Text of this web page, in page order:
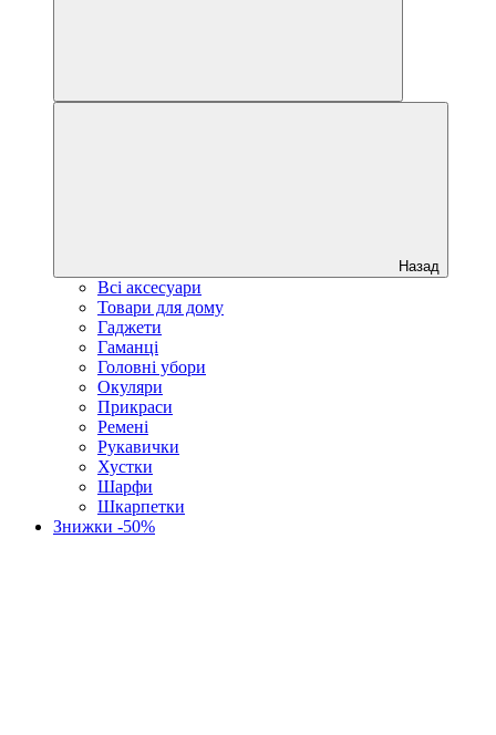
Назад
Всі аксесуари
Товари для дому
Гаджети
Гаманці
Головні убори
Окуляри
Прикраси
Ремені
Рукавички
Хустки
Шарфи
Шкарпетки
Знижки -50%